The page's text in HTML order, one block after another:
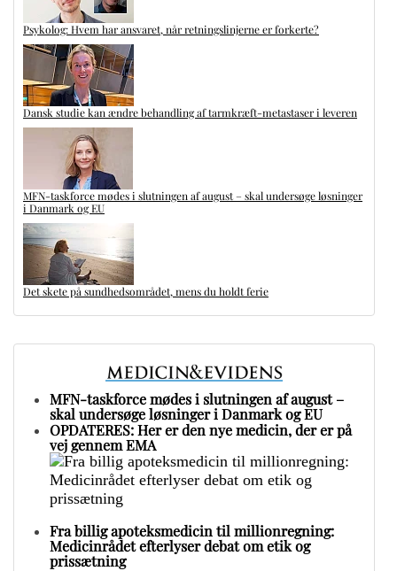
Psykolog: Hvem har ansvaret, når retningslinjerne er forkerte?
Dansk studie kan ændre behandling af tarmkræft-metastaser i leveren
MFN-taskforce mødes i slutningen af august – skal undersøge løsninger
i Danmark og EU
Det skete på sundhedsområdet, mens du holdt ferie
MFN-taskforce mødes i slutningen af august –
skal undersøge løsninger i Danmark og EU
OPDATERES: Her er den nye medicin, der er på
vej gennem EMA
Fra billig apoteksmedicin til millionregning:
Medicinrådet efterlyser debat om etik og
prissætning